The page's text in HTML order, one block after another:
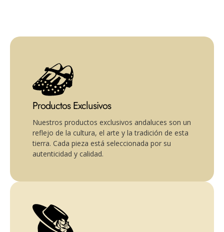
Productos Exclusivos
Nuestros productos exclusivos andaluces son un
reflejo de la cultura, el arte y la tradición de esta
tierra. Cada pieza está seleccionada por su
autenticidad y calidad.